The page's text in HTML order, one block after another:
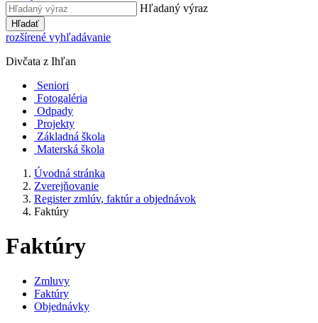
Hľadaný výraz
Hľadať
rozšírené vyhľadávanie
Divčata z Ihľan
Seniori
Fotogaléria
Odpady
Projekty
Základná škola
Materská škola
Úvodná stránka
Zverejňovanie
Register zmlúv, faktúr a objednávok
Faktúry
Faktúry
Zmluvy
Faktúry
Objednávky